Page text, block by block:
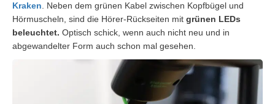
Kraken. Neben dem grünen Kabel zwischen Kopfbügel und
Hörmuscheln, sind die Hörer-Rückseiten mit grünen LEDs
beleuchtet. Optisch schick, wenn auch nicht neu und in
abgewandelter Form auch schon mal gesehen.